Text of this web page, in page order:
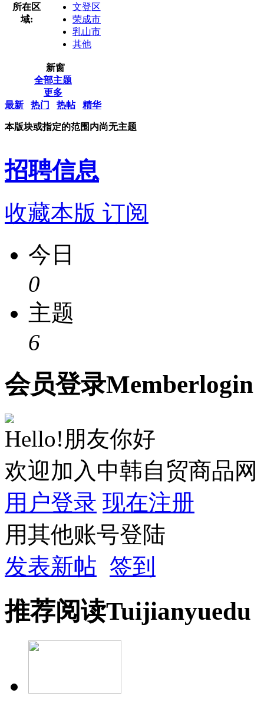
所在区
域:
文登区
荣成市
乳山市
其他
新窗
全部主题
更多
最新
热门 热帖 精华
本版块或指定的范围内尚无主题
招聘信息
收藏本版 订阅
今日
0
主题
6
会员登录Memberlogin
Hello!朋友你好
欢迎加入中韩自贸商品网
用户登录 现在注册
用其他账号登陆
发表新帖 签到
推荐阅读Tuijianyuedu